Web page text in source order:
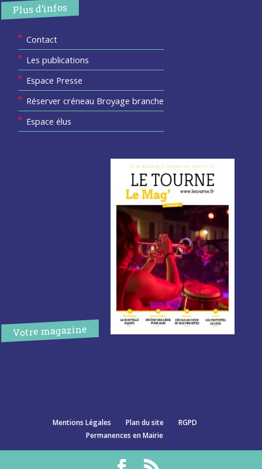
Plus d’infos
Contact
Les publications
Espace Presse
Réserver créneau Broyage branche
Espace élus
Votre magazine
Mentions Légales Plan du site
RGPD
Permanences en Mairie